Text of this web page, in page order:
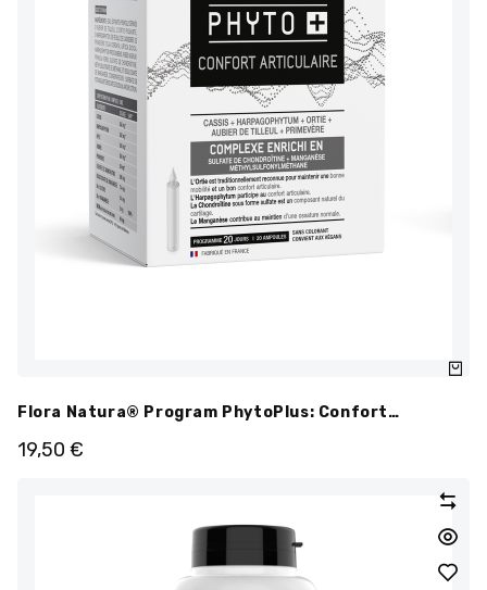
Flora Natura® Program PhytoPlus: Confort
Articulaire
19,50 €